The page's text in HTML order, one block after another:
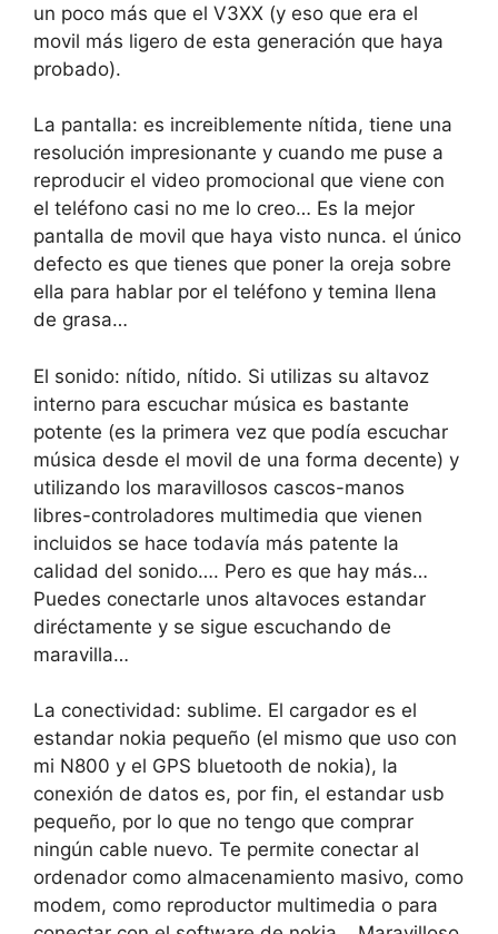
un poco más que el V3XX (y eso que era el
movil más ligero de esta generación que haya
probado).
La pantalla: es increiblemente nítida, tiene una
resolución impresionante y cuando me puse a
reproducir el video promocional que viene con
el teléfono casi no me lo creo… Es la mejor
pantalla de movil que haya visto nunca. el único
defecto es que tienes que poner la oreja sobre
ella para hablar por el teléfono y temina llena
de grasa…
El sonido: nítido, nítido. Si utilizas su altavoz
interno para escuchar música es bastante
potente (es la primera vez que podía escuchar
música desde el movil de una forma decente) y
utilizando los maravillosos cascos-manos
libres-controladores multimedia que vienen
incluidos se hace todavía más patente la
calidad del sonido…. Pero es que hay más…
Puedes conectarle unos altavoces estandar
diréctamente y se sigue escuchando de
maravilla…
La conectividad: sublime. El cargador es el
estandar nokia pequeño (el mismo que uso con
mi N800 y el GPS bluetooth de nokia), la
conexión de datos es, por fin, el estandar usb
pequeño, por lo que no tengo que comprar
ningún cable nuevo. Te permite conectar al
ordenador como almacenamiento masivo, como
modem, como reproductor multimedia o para